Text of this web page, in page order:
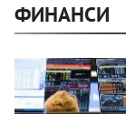
ФИНАНСИ